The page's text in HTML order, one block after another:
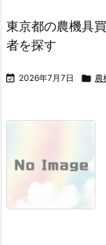
東京都の農機具
者を探す
 2026年7月7日  農